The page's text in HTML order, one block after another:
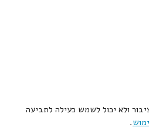
ולא יכול לשמש כעילה לתביעה
.